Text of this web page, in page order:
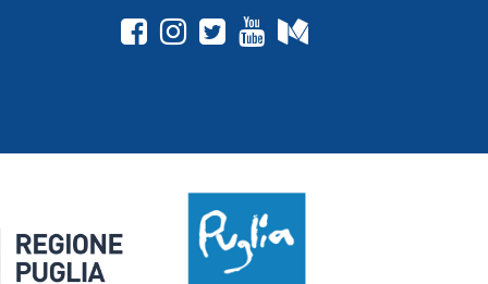
fab fa-facebook-square
fab fa-instagram
fab fa-twitter-square
fab fa-youtube